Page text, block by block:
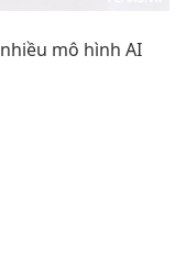
mô hình AI